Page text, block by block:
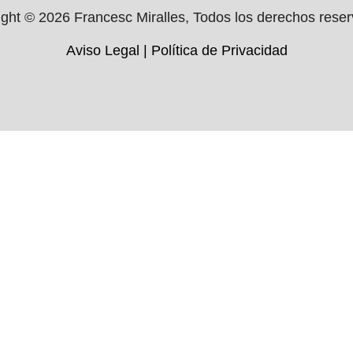
© 2026 Francesc Miralles, Todos los derechos
Aviso Legal | Política de Privacidad